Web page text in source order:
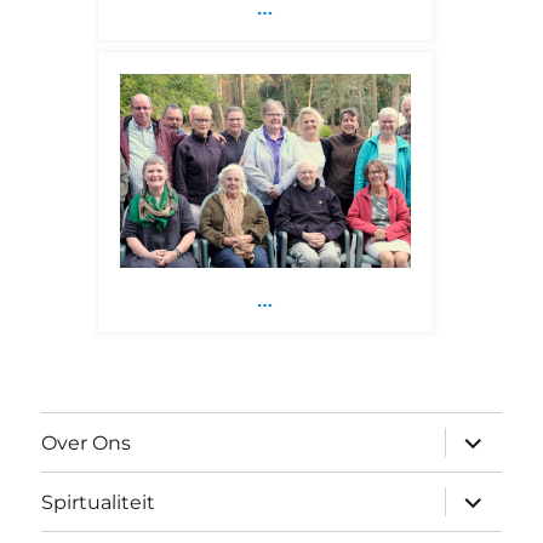
…
…
Over Ons
Spirtualiteit